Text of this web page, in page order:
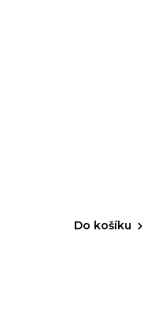
Do košíku